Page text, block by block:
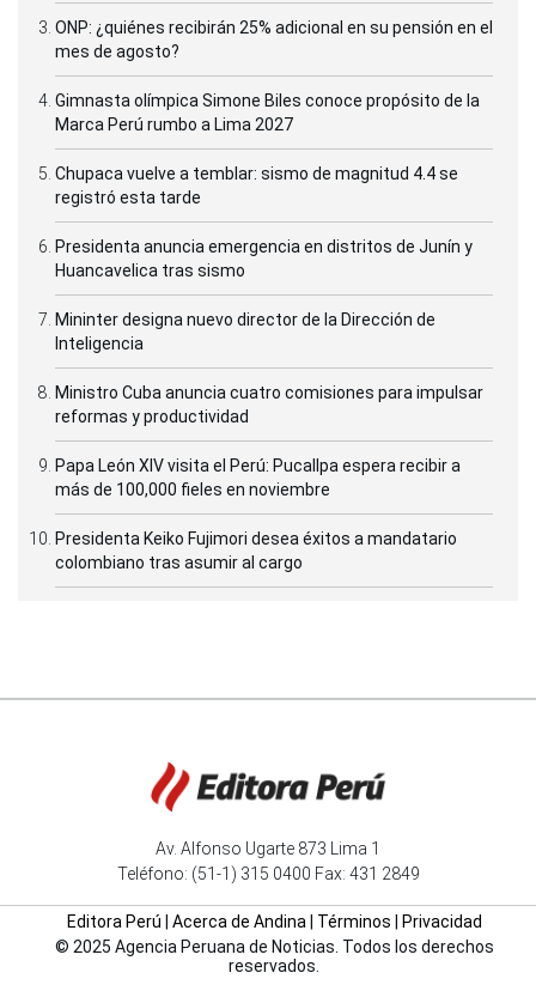
ONP: ¿quiénes recibirán 25% adicional en su pensión en el
mes de agosto?
Gimnasta olímpica Simone Biles conoce propósito de la
Marca Perú rumbo a Lima 2027
Chupaca vuelve a temblar: sismo de magnitud 4.4 se
registró esta tarde
Presidenta anuncia emergencia en distritos de Junín y
Huancavelica tras sismo
Mininter designa nuevo director de la Dirección de
Inteligencia
Ministro Cuba anuncia cuatro comisiones para impulsar
reformas y productividad
Papa León XIV visita el Perú: Pucallpa espera recibir a
más de 100,000 fieles en noviembre
Presidenta Keiko Fujimori desea éxitos a mandatario
colombiano tras asumir al cargo
Av. Alfonso Ugarte 873 Lima 1
Teléfono: (51-1) 315 0400 Fax: 431 2849
Editora Perú Acerca de Andina Términos
Privacidad
© 2025 Agencia Peruana de Noticias. Todos los derechos
reservados.